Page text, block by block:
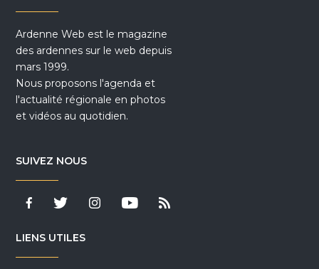
Ardenne Web est le magazine
des ardennes sur le web depuis
mars 1999.
Nous proposons l'agenda et
l'actualité régionale en photos
et vidéos au quotidien.
SUIVEZ NOUS
LIENS UTILES